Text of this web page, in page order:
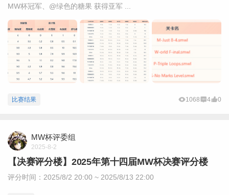
MW杯冠军、@绿色的糖果 获得亚军 ...
比赛结果 1068 4 0
MW杯评委组
2025-8-2
【决赛评分楼】2025年第十四届MW杯决赛评分楼
评分时间：2025/8/2 20:00 ~ 2025/8/13 22:00